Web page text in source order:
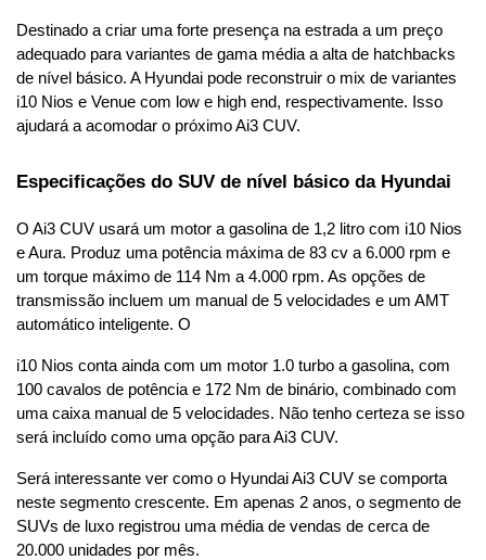
Destinado a criar uma forte presença na estrada a um preço
adequado para variantes de gama média a alta de hatchbacks
de nível básico. A Hyundai pode reconstruir o mix de variantes
i10 Nios e Venue com low e high end, respectivamente. Isso
ajudará a acomodar o próximo Ai3 CUV.
Especificações do SUV de nível básico da Hyundai
O Ai3 CUV usará um motor a gasolina de 1,2 litro com i10 Nios
e Aura. Produz uma potência máxima de 83 cv a 6.000 rpm e
um torque máximo de 114 Nm a 4.000 rpm. As opções de
transmissão incluem um manual de 5 velocidades e um AMT
automático inteligente. O
i10 Nios conta ainda com um motor 1.0 turbo a gasolina, com
100 cavalos de potência e 172 Nm de binário, combinado com
uma caixa manual de 5 velocidades. Não tenho certeza se isso
será incluído como uma opção para Ai3 CUV.
Será interessante ver como o Hyundai Ai3 CUV se comporta
neste segmento crescente. Em apenas 2 anos, o segmento de
SUVs de luxo registrou uma média de vendas de cerca de
20.000 unidades por mês.